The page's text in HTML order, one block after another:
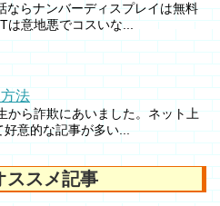
らナンバーディスプレイは無料
は意地悪でコスいな...
法
から詐欺にあいました。ネット上
意的な記事が多い...
ススメ記事